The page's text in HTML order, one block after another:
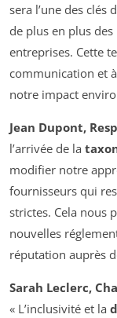
sera l’une des clés
de plus en plus
entreprises. Cette
communication et
notre impact
Jean Dupont,
l’arrivée de la
modifier notre
fournisseurs qui
strictes. Cela nous
nouvelles
réputation auprès
Sarah Leclerc,
« L’inclusivité et la